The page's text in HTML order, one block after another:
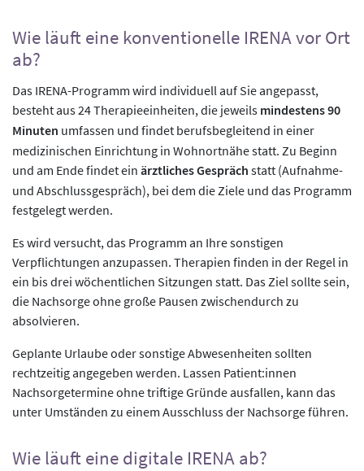
Wie läuft eine konventionelle IRENA vor Ort
ab?
Das IRENA-Programm wird individuell auf Sie angepasst,
besteht aus 24 Therapieeinheiten, die jeweils mindestens 90
Minuten umfassen und findet berufsbegleitend in einer
medizinischen Einrichtung in Wohnortnähe statt. Zu Beginn
und am Ende findet ein ärztliches Gespräch statt (Aufnahme-
und Abschlussgespräch), bei dem die Ziele und das Programm
festgelegt werden.
Es wird versucht, das Programm an Ihre sonstigen
Verpflichtungen anzupassen. Therapien finden in der Regel in
ein bis drei wöchentlichen Sitzungen statt. Das Ziel sollte sein,
die Nachsorge ohne große Pausen zwischendurch zu
absolvieren.
Geplante Urlaube oder sonstige Abwesenheiten sollten
rechtzeitig angegeben werden. Lassen Patient:innen
Nachsorgetermine ohne triftige Gründe ausfallen, kann das
unter Umständen zu einem Ausschluss der Nachsorge führen.
Wie läuft eine digitale IRENA ab?